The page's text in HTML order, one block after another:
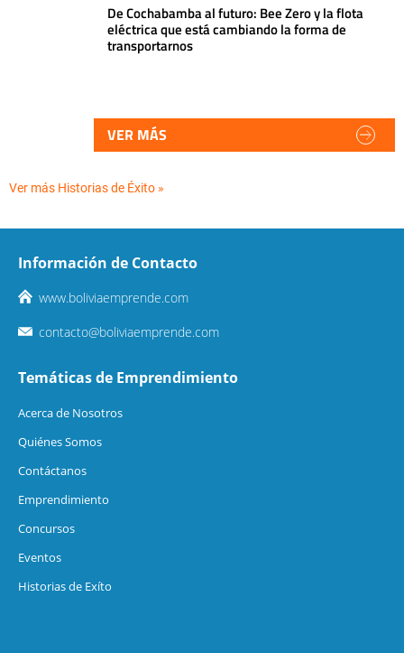
De Cochabamba al futuro: Bee Zero y la flota
eléctrica que está cambiando la forma de
transportarnos
VER MÁS
Ver más Historias de Éxito »
Información de Contacto
www.boliviaemprende.com
contacto@boliviaemprende.com
Temáticas de Emprendimiento
Acerca de Nosotros
Quiénes Somos
Contáctanos
Emprendimiento
Concursos
Eventos
Historias de Exíto